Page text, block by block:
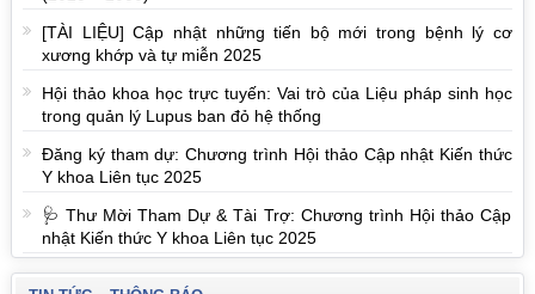
[TÀI LIỆU] Cập nhật những tiến bộ mới trong bệnh lý cơ
xương khớp và tự miễn 2025
Hội thảo khoa học trực tuyến: Vai trò của Liệu pháp sinh học
trong quản lý Lupus ban đỏ hệ thống
Đăng ký tham dự: Chương trình Hội thảo Cập nhật Kiến thức
Y khoa Liên tục 2025
🩺 Thư Mời Tham Dự & Tài Trợ: Chương trình Hội thảo Cập
nhật Kiến thức Y khoa Liên tục 2025